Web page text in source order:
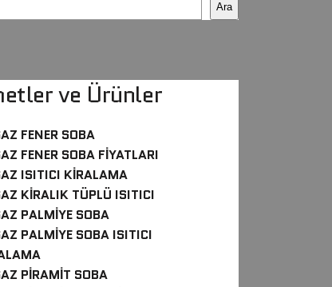
Ara
ve Ürünler
FENER SOBA
FENER SOBA FIYATLARI
ISITICI KIRALAMA
KIRALIK TÜPLÜ ISITICI
PALMIYE SOBA
PALMIYE SOBA ISITICI
PIRAMIT SOBA